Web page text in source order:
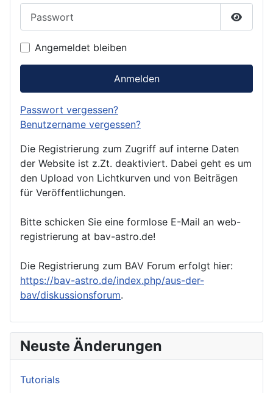
Angemeldet bleiben
Anmelden
Passwort vergessen?
Benutzername vergessen?
Die Registrierung zum Zugriff auf interne Daten
der Website ist z.Zt. deaktiviert. Dabei geht es um
den Upload von Lichtkurven und von Beiträgen
für Veröffentlichungen.
Bitte schicken Sie eine formlose E-Mail an web-
registrierung at bav-astro.de!
Die Registrierung zum BAV Forum erfolgt hier:
https://bav-astro.de/index.php/aus-der-
bav/diskussionsforum.
Neuste Änderungen
Tutorials